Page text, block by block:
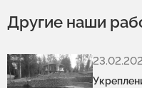
Другие наши